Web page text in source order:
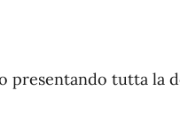
presentando tutta la